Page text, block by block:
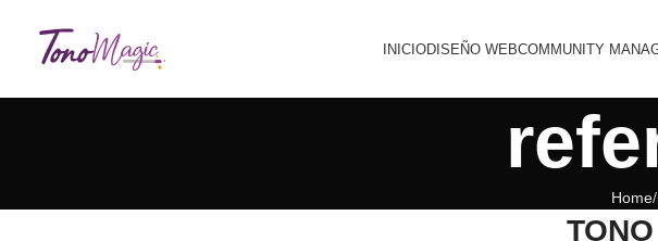
INICIODISEÑO WEBCOMMUNITY
Home